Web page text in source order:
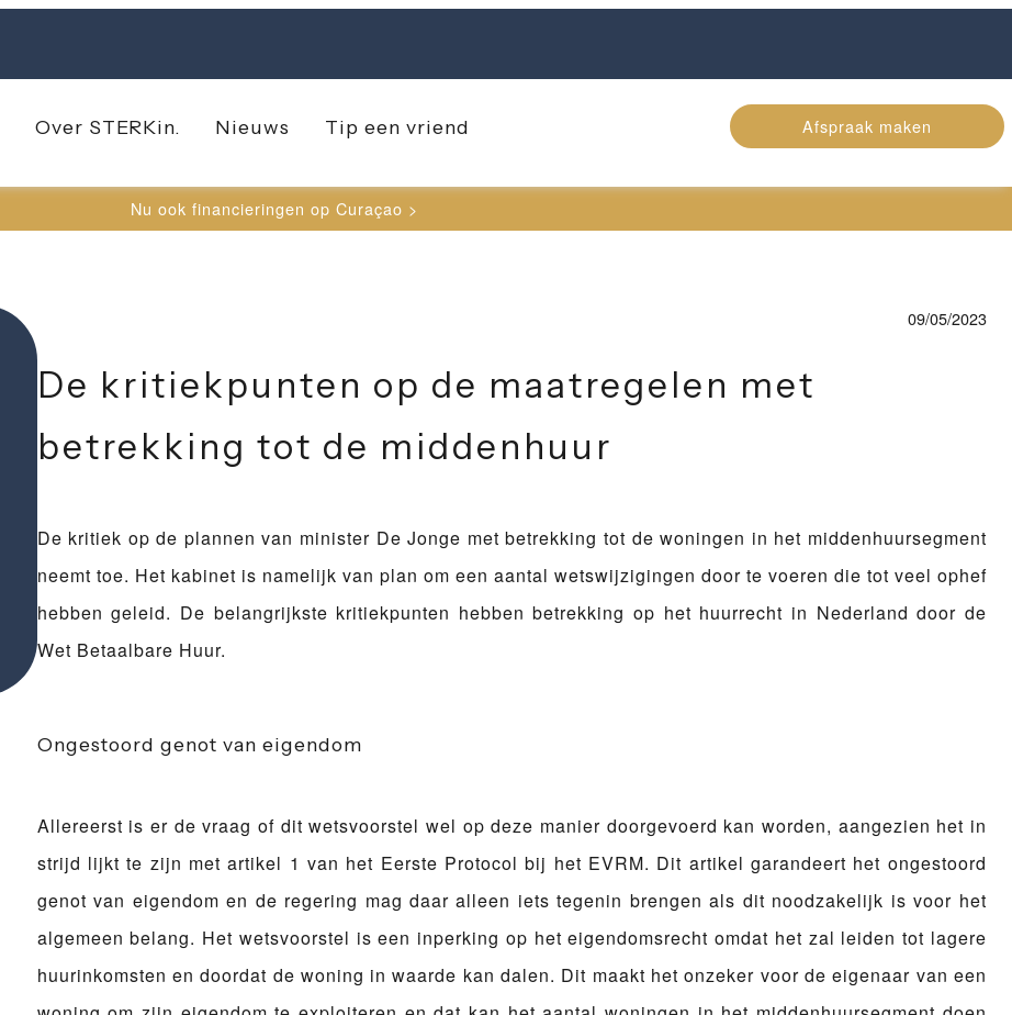
Over STERKin. Nieuws Tip een vriend Afspraak maken
Nu ook financieringen op Curaçao >
09/05/2023
De kritiekpunten op de maatregelen met
betrekking tot de middenhuur
De kritiek op de plannen van minister De Jonge met betrekking tot de woningen in het middenhuursegment
neemt toe. Het kabinet is namelijk van plan om een aantal wetswijzigingen door te voeren die tot veel ophef
hebben geleid. De belangrijkste kritiekpunten hebben betrekking op het huurrecht in Nederland door de
Wet Betaalbare Huur.
Ongestoord genot van eigendom
Allereerst is er de vraag of dit wetsvoorstel wel op deze manier doorgevoerd kan worden, aangezien het in
strijd lijkt te zijn met artikel 1 van het Eerste Protocol bij het EVRM. Dit artikel garandeert het ongestoord
genot van eigendom en de regering mag daar alleen iets tegenin brengen als dit noodzakelijk is voor het
algemeen belang. Het wetsvoorstel is een inperking op het eigendomsrecht omdat het zal leiden tot lagere
huurinkomsten en doordat de woning in waarde kan dalen. Dit maakt het onzeker voor de eigenaar van een